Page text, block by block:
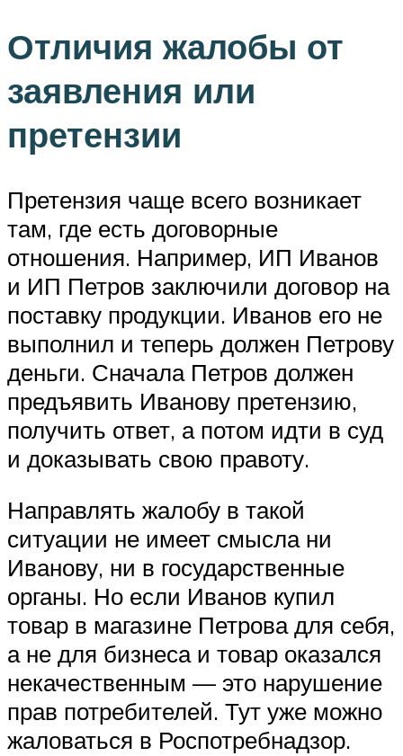
Отличия жалобы от
заявления или
претензии
Претензия чаще всего возникает
там, где есть договорные
отношения. Например, ИП Иванов
и ИП Петров заключили договор на
поставку продукции. Иванов его не
выполнил и теперь должен Петрову
деньги. Сначала Петров должен
предъявить Иванову претензию,
получить ответ, а потом идти в суд
и доказывать свою правоту.
Направлять жалобу в такой
ситуации не имеет смысла ни
Иванову, ни в государственные
органы. Но если Иванов купил
товар в магазине Петрова для себя,
а не для бизнеса и товар оказался
некачественным — это нарушение
прав потребителей. Тут уже можно
жаловаться в Роспотребнадзор.